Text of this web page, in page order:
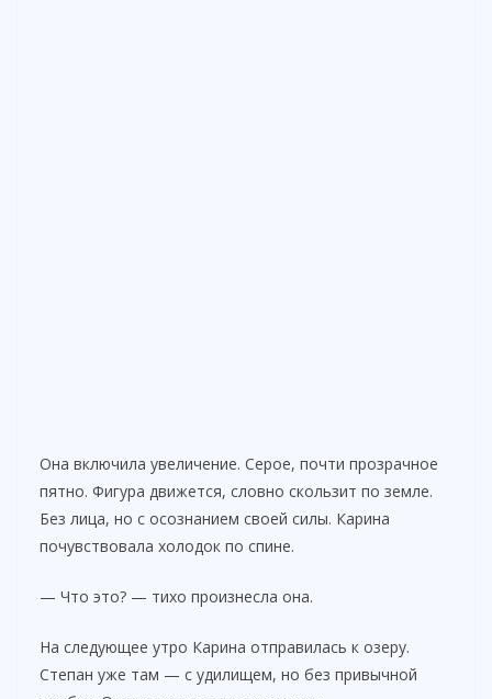
Она включила увеличение. Серое, почти прозрачное
пятно. Фигура движется, словно скользит по земле.
Без лица, но с осознанием своей силы. Карина
почувствовала холодок по спине.
— Что это? — тихо произнесла она.
На следующее утро Карина отправилась к озеру.
Степан уже там — с удилищем, но без привычной